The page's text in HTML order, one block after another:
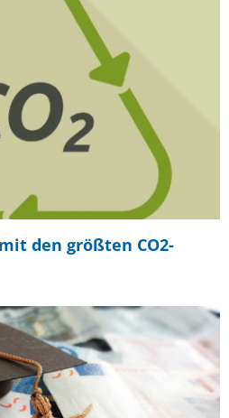
den größten CO2-